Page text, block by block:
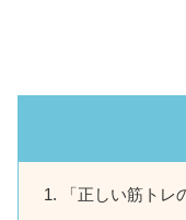
「正しい筋ト